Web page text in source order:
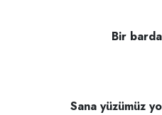
Bir
Sana yüzümüz